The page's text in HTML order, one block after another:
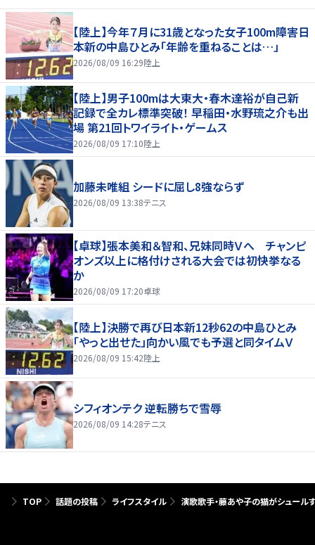
【陸上】今年７月に31歳となった女子100m障害日
本新の中島ひとみ「年齢を重ねることは…」
2026/08/09 16:29陸上
【陸上】男子100mは大東大・春木達裕が自己新
記録で全カレ標準突破！ 早稲田・水野琉之介も出
場 第21回トワイライト・ゲームス
2026/08/09 17:10陸上
加藤未唯組 シードに屈し8強ならず
2026/08/09 13:38テニス
【卓球】張本美和＆智和、兄妹同時Ｖへ チャンピ
オンズ以上に格付けされる大会では初快挙なる
か
2026/08/09 17:20卓球
【陸上】決勝で再び日本新12秒62の中島ひとみ
「やっと出せた」向かい風でも予選と同タイムＶ
2026/08/09 15:42陸上
シフィオンテク 逆転勝ちで雪辱
2026/08/09 14:28テニス
TOP 話題の投稿 ライフスタイル 演歌歌手・藤あや子の猫がシュール